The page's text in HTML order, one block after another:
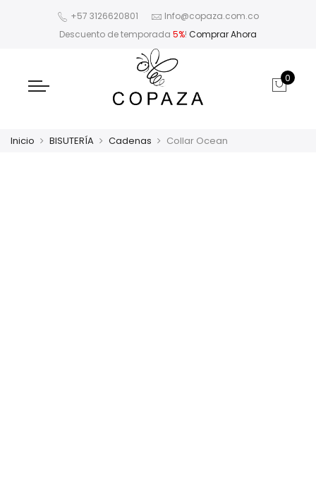
+57 3126620801
Info@copaza.com.co
Descuento de temporada 5%! Comprar Ahora
0
Inicio BISUTERÍA Cadenas Collar Ocean